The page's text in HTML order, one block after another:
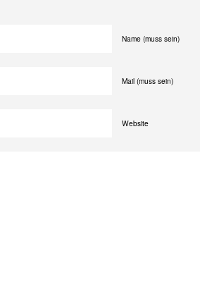
Name (muss sein)
Mail (muss sein)
Website